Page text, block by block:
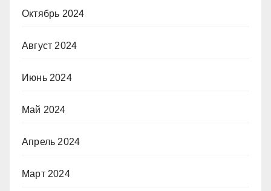
Октябрь 2024
Август 2024
Июнь 2024
Май 2024
Апрель 2024
Март 2024